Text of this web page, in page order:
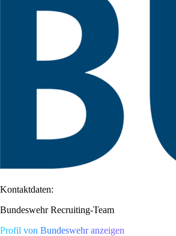
Kontaktdaten:
Bundeswehr Recruiting-Team
Profil von Bundeswehr anzeigen